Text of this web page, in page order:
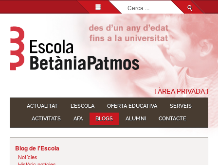
Cerca
...
[ ÀREA PRIVADA ]
ACTUALITAT L'ESCOLA OFERTA EDUCATIVA
SERVEIS
ACTIVITATS
AFA BLOGS ALUMNI CONTACTE
Blog de l'Escola
Notícies